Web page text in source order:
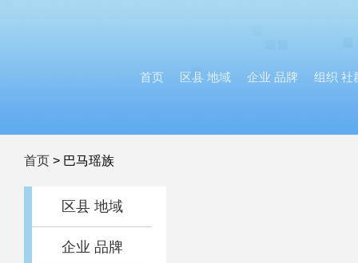
首页 区县 地域 企业 品牌 组织 社
首页 > 巴马瑶族
区县 地域
企业 品牌